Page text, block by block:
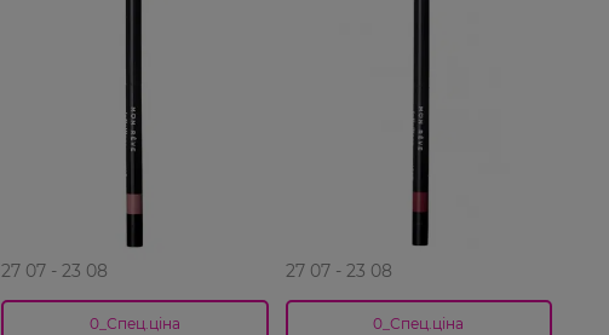
27 07 - 23 08
0_Спец.ціна
27 07 - 23 08
0_Спец.ціна